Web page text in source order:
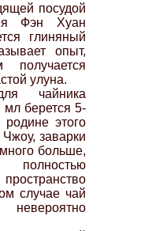
посудой
Фэн Хуан
глиняный
опыт,
улуна.
чайника
берется 5-
этого
заварки
больше,
случае чай